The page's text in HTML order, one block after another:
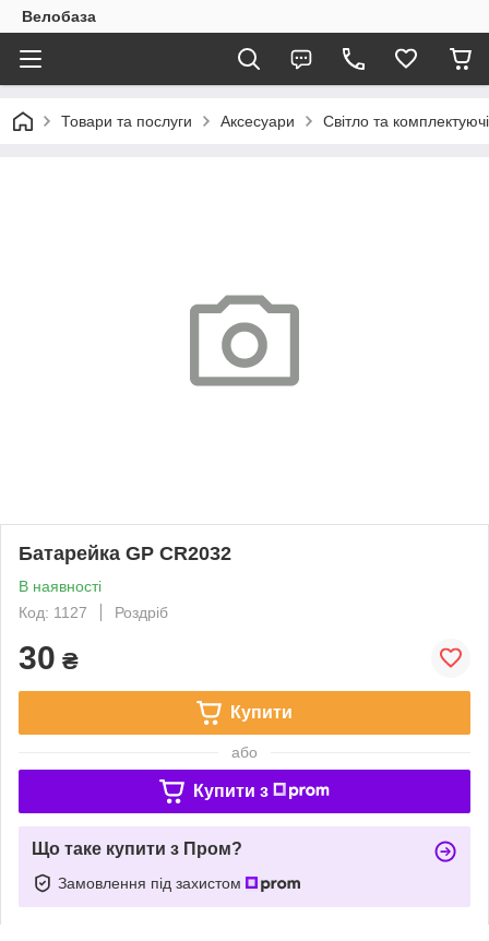
Велобаза
Товари та послуги Аксесуари Світло та комплектуючі
Батарейка GP CR2032
В наявності
Код: 1127
Роздріб
30 ₴
Купити
або
Купити з
Що таке купити з Пром?
Замовлення під захистом